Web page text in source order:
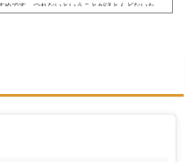
です。つれないということがほとんどないた